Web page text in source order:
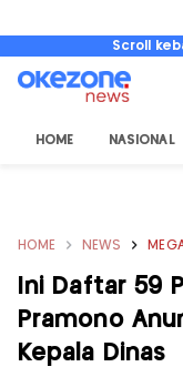
Scroll
HOME NASIONAL
HOME NEWS
Ini Daftar 59
Pramono
Kepala Dinas